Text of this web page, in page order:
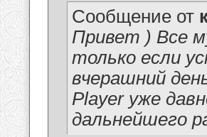
Сообщение от
Привет ) Все
только если
вчерашний
Player уже
дальнейшего